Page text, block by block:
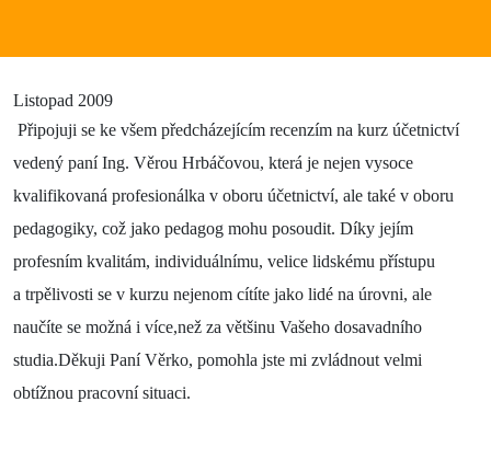
Listopad 2009
Připojuji se ke všem předcházejícím recenzím na kurz účetnictví
vedený paní Ing. Věrou Hrbáčovou, která je nejen vysoce
kvalifikovaná profesionálka v oboru účetnictví, ale také v oboru
pedagogiky, což jako pedagog mohu posoudit. Díky jejím
profesním kvalitám, individuálnímu, velice lidskému přístupu
a trpělivosti se v kurzu nejenom cítíte jako lidé na úrovni, ale
naučíte se možná i více,než za většinu Vašeho dosavadního
studia.Děkuji Paní Věrko, pomohla jste mi zvládnout velmi
obtížnou pracovní situaci.